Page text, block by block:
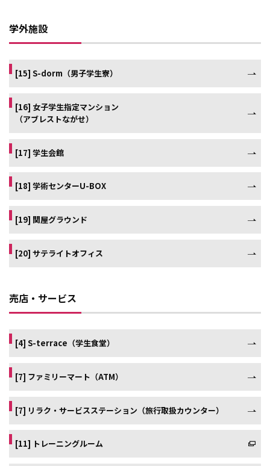
学外施設
[15] S-dorm（男子学生寮）
[16] 女子学生指定マンション
（アブレストながせ）
[17] 学生会館
[18] 学術センターU-BOX
[19] 関屋グラウンド
[20] サテライトオフィス
売店・サービス
[4] S-terrace（学生食堂）
[7] ファミリーマート（ATM）
[7] リラク・サービスステーション（旅行取扱カウンター）
[11] トレーニングルーム